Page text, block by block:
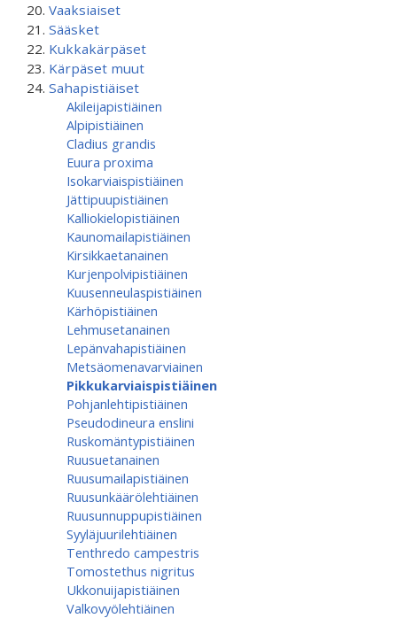
Vaaksiaiset
Sääsket
Kukkakärpäset
Kärpäset muut
Sahapistiäiset
Akileijapistiäinen
Alpipistiäinen
Cladius grandis
Euura proxima
Isokarviaispistiäinen
Jättipuupistiäinen
Kalliokielopistiäinen
Kaunomailapistiäinen
Kirsikkaetanainen
Kurjenpolvipistiäinen
Kuusenneulaspistiäinen
Kärhöpistiäinen
Lehmusetanainen
Lepänvahapistiäinen
Metsäomenavarviainen
Pikkukarviaispistiäinen
Pohjanlehtipistiäinen
Pseudodineura enslini
Ruskomäntypistiäinen
Ruusuetanainen
Ruusumaila­pistiäinen
Ruusunkäärölehtiäinen
Ruusunnuppupistiäinen
Syyläjuurilehtiäinen
Tenthredo campestris
Tomostethus nigritus
Ukkonuijapistiäinen
Valkovyölehtiäinen